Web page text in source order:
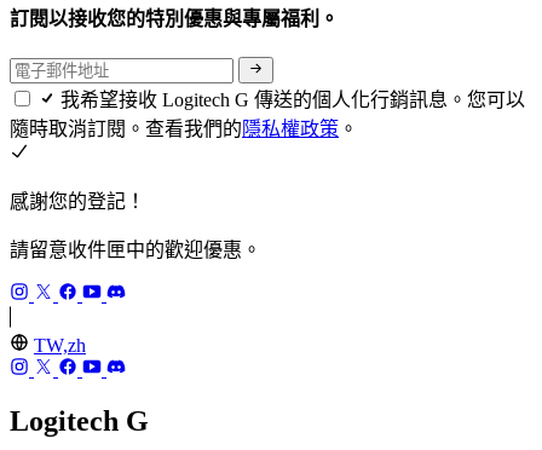
訂閱以接收您的特別優惠與專屬福利。
我希望接收 Logitech G 傳送的個人化行銷訊息。您可以
隨時取消訂閱。查看我們的隱私權政策 。
感謝您的登記！
請留意收件匣中的歡迎優惠。
TW,zh
Logitech G